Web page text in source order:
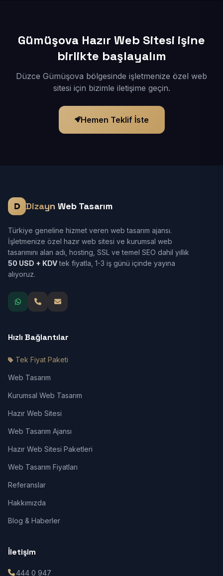
Gümüşova Hazır Web Sitesi işine
birlikte başlayalım
Düzce Gümüşova bölgesinde işletmenize özel web
sitesi için bizimle iletişime geçin.
Hemen Teklif İste
Dizayn Web Tasarım
Türkiye geneline hizmet veren web tasarım ajansı.
İşletmenize özel hazır web sitesi ve kurumsal web
tasarımını alan adı, hosting, SSL ve temel SEO dahil yıllık
50 USD + KDVtek fiyatla, 1-3 iş günü içinde yayına
alıyoruz.
Hızlı Bağlantılar
Tek Fiyat Paketi
Web Tasarım
Kurumsal Web Tasarım
Hazır Web Sitesi
Web Tasarım Ajansı
Hazır Web Sitesi Paketleri
Web Tasarım Fiyatları
Referanslar
Hakkımızda
Blog & Haberler
İletişim
444 0 947